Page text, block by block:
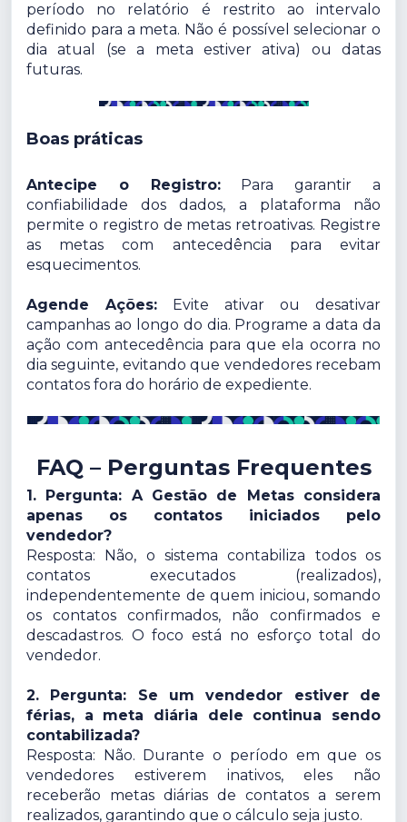
período no relatório é restrito ao intervalo
definido para a meta. Não é possível selecionar o
dia atual (se a meta estiver ativa) ou datas
futuras.
Boas práticas
Antecipe o Registro:Para garantir a
confiabilidade dos dados, a plataforma não
permite o registro de metas retroativas. Registre
as metas com antecedência para evitar
esquecimentos.
Agende Ações: Evite ativar ou desativar
campanhas ao longo do dia. Programe a data da
ação com antecedência para que ela ocorra no
dia seguinte, evitando que vendedores recebam
contatos fora do horário de expediente.
FAQ – Perguntas Frequentes
1. Pergunta: A Gestão de Metas considera
apenas os contatos iniciados pelo
vendedor?
Resposta: Não, o sistema contabiliza todos os
contatos executados (realizados),
independentemente de quem iniciou, somando
os contatos confirmados, não confirmados e
descadastros. O foco está no esforço total do
vendedor.
2. Pergunta: Se um vendedor estiver de
férias, a meta diária dele continua sendo
contabilizada?
Resposta: Não. Durante o período em que os
vendedores estiverem inativos, eles não
receberão metas diárias de contatos a serem
realizados, garantindo que o cálculo seja justo.